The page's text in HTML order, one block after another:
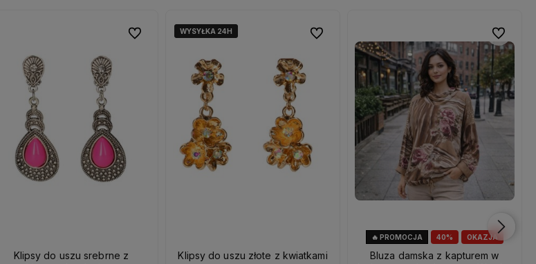
Klipsy do uszu srebrne z
Do ulubionychWYSYŁKA 24H
WYSYŁKA 24H
Klipsy do uszu złote z kwiatkami
Do ulubionych
40% OKAZJA
🔥 PROMOCJA
Bluza damska z kapturem w
Do